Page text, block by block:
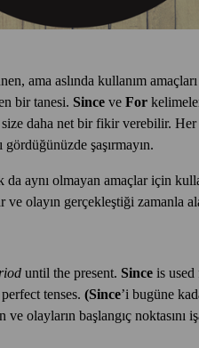
ama aslında kullanım
bir tanesi. Since ve For
size daha net bir fikir verebilir.
şaşırmayın.
aynı olmayan amaçlar için
ve olayın gerçekleştiği zamanla
until the present. Since is
tenses. (Since’i bugüne
olayların başlangıç noktasını